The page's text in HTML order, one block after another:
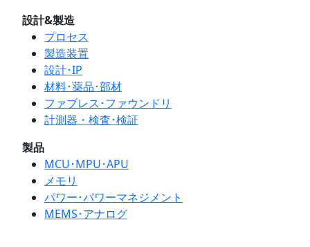
設計&製造
プロセス
製造装置
設計･IP
材料･薬品･部材
ファブレス･ファウンドリ
計測器・検査･検証
製品
MCU･MPU･APU
メモリ
パワー･パワーマネジメント
MEMS･アナログ